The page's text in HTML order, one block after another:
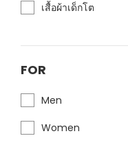
เสื้อผ้าเด็กโต
FOR
Men
Women